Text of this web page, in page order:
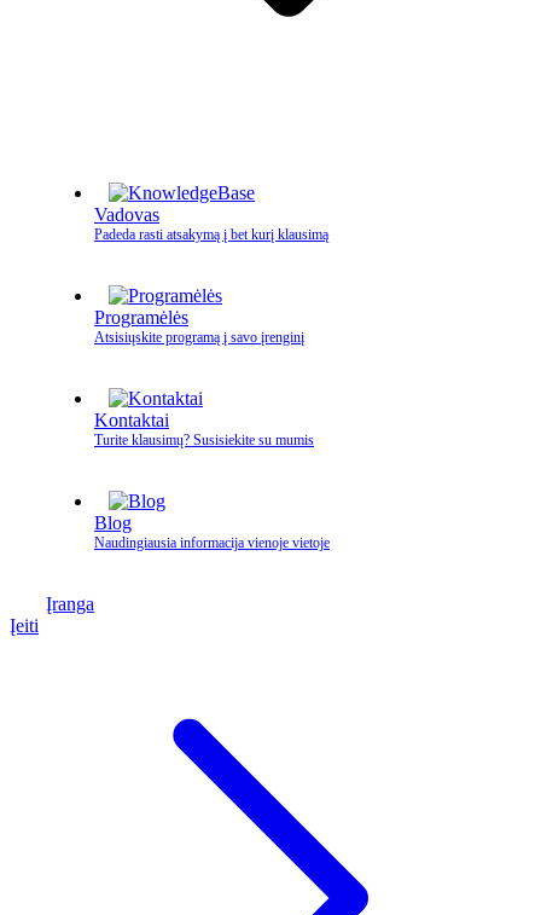
Vadovas
Padeda rasti atsakymą į bet kurį klausimą
Programėlės
Atsisiųskite programą į savo įrenginį
Kontaktai
Turite klausimų? Susisiekite su mumis
Blog
Naudingiausia informacija vienoje vietoje
Įranga
Įeiti